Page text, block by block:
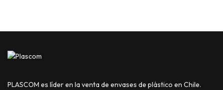
PLASCOM es líder en la venta de envases de plástico en Chile.